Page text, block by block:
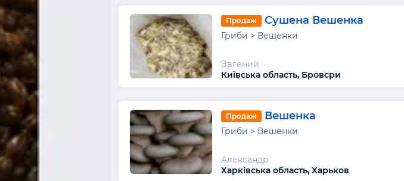
Продаж Сушена Вешенка
Гриби > Вешенки
Эвгений
Київська область, Бровсри
Продаж Вешенка
Гриби > Вешенки
Александр
Харківська область, Харьков